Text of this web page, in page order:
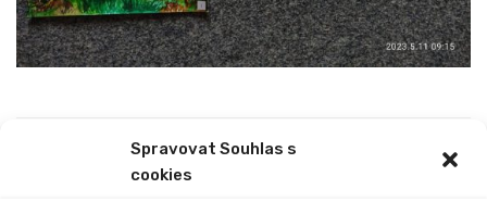
Spravovat Souhlas s
cookies
ÚPRAVA VYUČOVÁNÍ V
NEXT